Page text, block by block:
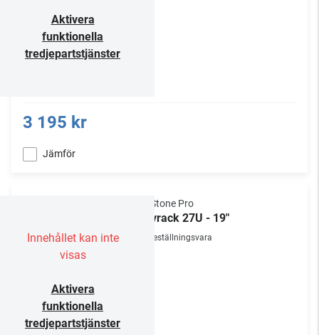
Aktivera
funktionella
tredjepartstjänster
3 195 kr
Jämför
Innehållet kan inte
visas
Aktivera
funktionella
tredjepartstjänster
NorStone Pro
Golvrack 27U - 19"
Beställningsvara